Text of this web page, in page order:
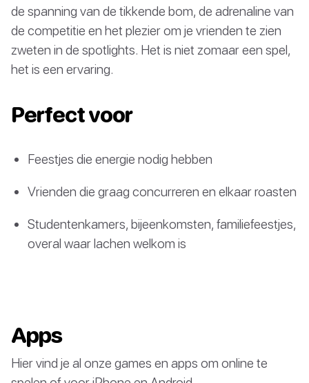
de spanning van de tikkende bom, de adrenaline van
de competitie en het plezier om je vrienden te zien
zweten in de spotlights. Het is niet zomaar een spel,
het is een ervaring.
Perfect voor
Feestjes die energie nodig hebben
Vrienden die graag concurreren en elkaar roasten
Studentenkamers, bijeenkomsten, familiefeestjes,
overal waar lachen welkom is
Apps
Hier vind je al onze games en apps om online te